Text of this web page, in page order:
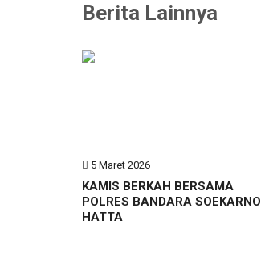
Berita Lainnya
5 Maret 2026
KAMIS BERKAH BERSAMA
POLRES BANDARA SOEKARNO
HATTA